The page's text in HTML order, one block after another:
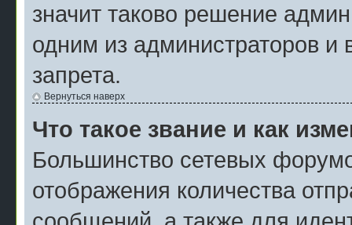
значит таково решение
одним из администраторов и
запрета.
Вернуться наверх
Что такое звание и как
Большинство сетевых
отображения количества